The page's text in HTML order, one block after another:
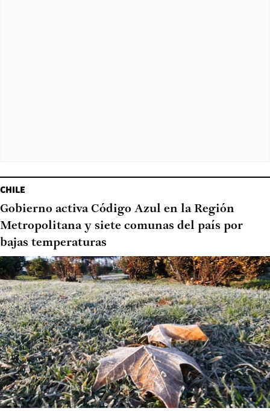
CHILE
Gobierno activa Código Azul en la Región
Metropolitana y siete comunas del país por
bajas temperaturas